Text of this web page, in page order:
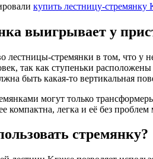
купить лестницу-стремянку
выигрывает у
лестницы-стремянки в том, что у
так как ступеньки
быть какая-то вертикальная
могут только
компактна, легка и её без
стремянку?